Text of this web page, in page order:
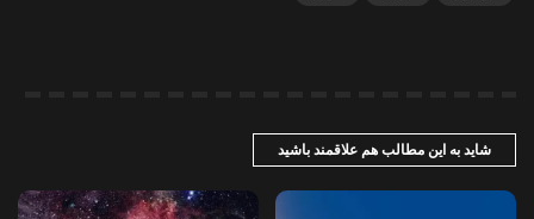
شاید به این مطالب هم علاقمند باشید